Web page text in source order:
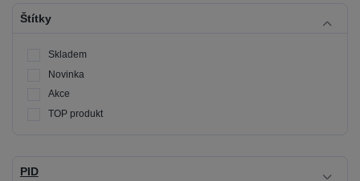
Štítky
Skladem
Novinka
Akce
TOP produkt
PID